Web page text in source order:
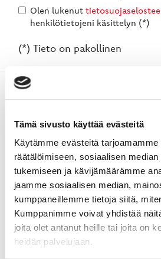
Tämä sivusto käyttää evästeitä
Käytämme evästeitä
räätälöimiseen, sosiaalisen
tukemiseen ja kävijämäärämme
jaamme sosiaalisen median,
kumppaneillemme tietoja siitä,
Kumppanimme voivat yhdistää
joita olet antanut heille tai joita on
heidän palvelujaan.
Olen lukenut
henkilötietojeni käsittelyn (*)
(*) Tieto on pakollinen